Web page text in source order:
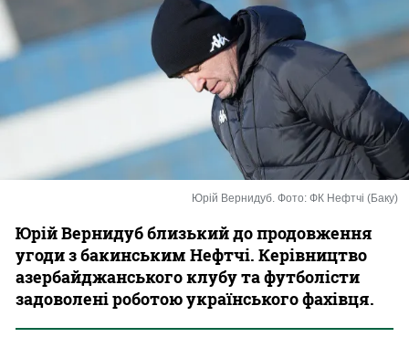
Різне
Букмекери
Казино
Юрій Вернидуб. Фото: ФК Нефтчі (Баку)
Юрій Вернидуб близький до продовження
угоди з бакинським Нефтчі. Керівництво
азербайджанського клубу та футболісти
задоволені роботою українського фахівця.